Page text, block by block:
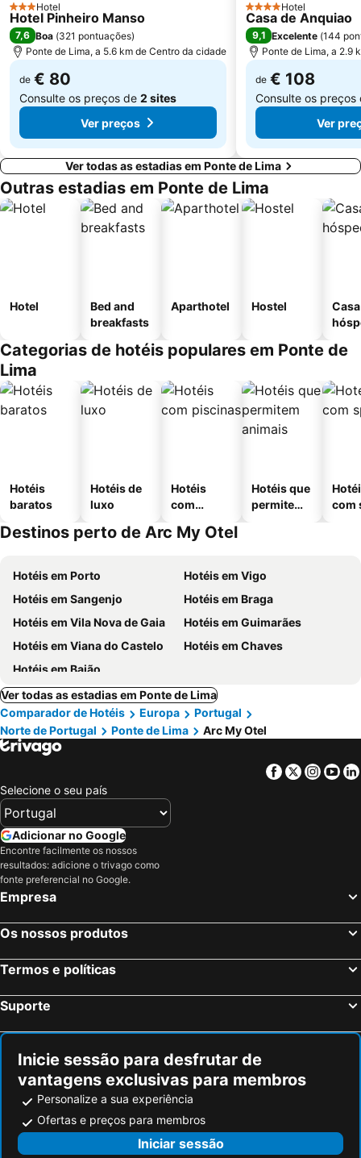
Posto de Turismo de Valença do Minho
Santuário de Nossa Senhora da Peneda
Suave Mar Beach
Praia de Panxón
Apúlia Beach
Capela de Cima de Oliveira
3 Estrelas
Hotel
Hotel Pinheiro Manso
7,6 Boa (321 pontuações)
Ponte de Lima, a 5.6 km de Centro da cidade
de € 80
Consulte os preços de 2 sites
Ver preços
4 Estrelas
Hotel
Casa de Anquiao
9,1 Excelente (144
Ponte de Lima, a 2.9
de € 108
Consulte os
Ver
Ver todas as estadias em Ponte de Lima
Outras estadias em Ponte de Lima
Hotel
Bed and
breakfasts
Aparthotel Hostel
Categorias de hotéis populares em Ponte de
Lima
Hotéis
baratos
Hotéis de
luxo
Hotéis
com
Hotéis que
permitem
com
Destinos perto de Arc My Otel
Hotéis em Porto
Hotéis em Vigo
Hotéis em Sangenjo
Hotéis em Braga
Hotéis em Vila Nova de Gaia
Hotéis em Guimarães
Hotéis em Viana do Castelo
Hotéis em Chaves
Hotéis em Baião
Ver todas as estadias em Ponte de Lima
Comparador de Hotéis
Europa
Portugal
Norte de Portugal
Ponte de Lima Arc My Otel
Facebook
Twitter
Selecione o seu país
Adicionar no Google
Encontre facilmente os nossos
resultados: adicione o trivago como
fonte preferencial no Google.
Empresa
Os nossos produtos
Termos e políticas
Suporte
Inicie sessão para desfrutar de
vantagens exclusivas para membros
Personalize a sua experiência
Ofertas e preços para membros
Iniciar sessão